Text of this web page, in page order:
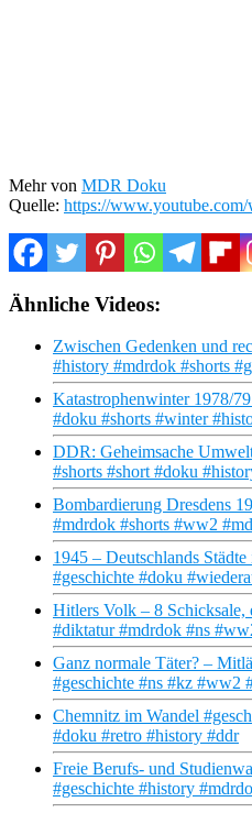
Mehr von MDR Doku
Quelle: https://
Ähnliche Videos:
Zwischen Gedenken und
#history #mdrdok #shorts
Katastrophenwinter 1978/
#doku #shorts #winter
DDR: Geheimsache
#shorts #short #doku
Bombardierung Dresdens
#mdrdok #shorts #ww2
1945 – Deutschlands
#geschichte #doku
Hitlers Volk – 8 Schicksale,
#diktatur #mdrdok #ns
Ganz normale Täter? –
#geschichte #ns #kz #ww2
Chemnitz im Wandel
#doku #retro #history #ddr
Freie Berufs- und
#geschichte #history